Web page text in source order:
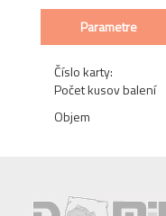
Parametre
Číslo karty:
Počet kusov balení
Objem